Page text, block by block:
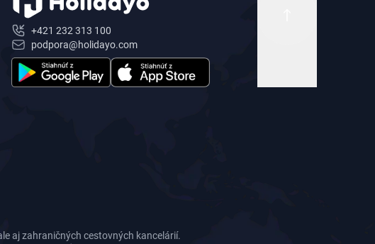
+421 232 313 100
podpora@holidayo.com
aj zahraničných cestovných kancelárií.